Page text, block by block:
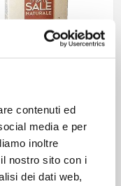
contenuti ed
media e per
inoltre
nostro sito con i
dei dati web,
A.103921